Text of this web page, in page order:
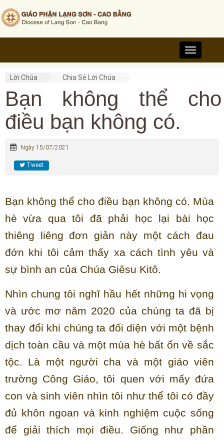
Toggle
navigation
Lời Chúa Chia Sẻ Lời Chúa
Bạn không thể cho
điều bạn không có.
Ngày 15/07/2021
Tweet
Bạn không thể cho điều bạn không có. Mùa
hè vừa qua tôi đã phải học lại bài học
thiêng liêng đơn giản này một cách đau
đớn khi tôi cảm thấy xa cách tình yêu và
sự bình an của Chúa Giêsu Kitô.
Nhìn chung tôi nghĩ hầu hết những hi vọng
và ước mơ năm 2020 của chúng ta đã bị
thay đổi khi chúng ta đối diện với một bệnh
dịch toàn cầu và một mùa hè bất ổn về sắc
tộc. Là một người cha và một giáo viên
trường Công Giáo, tôi quen với mấy đứa
con và sinh viên nhìn tôi như thể tôi có đầy
đủ khôn ngoan và kinh nghiệm cuộc sống
để giải thích mọi điều. Giống như phần